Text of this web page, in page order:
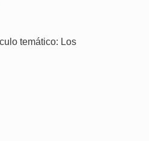
temático: Los